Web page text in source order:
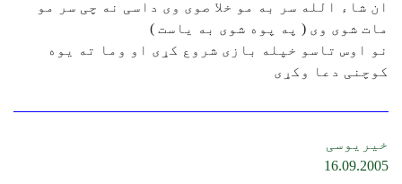
ان شاء الله سر به مو خلا صوی وی داسی نه چی سر مو
مات شوی وی ( په پوه شوی به یاست )
نو اوس تاسو خپله بازی شروع کړی او وما ته یوه
کوچنی دعا وکړی
خیریوسی
16.09.2005